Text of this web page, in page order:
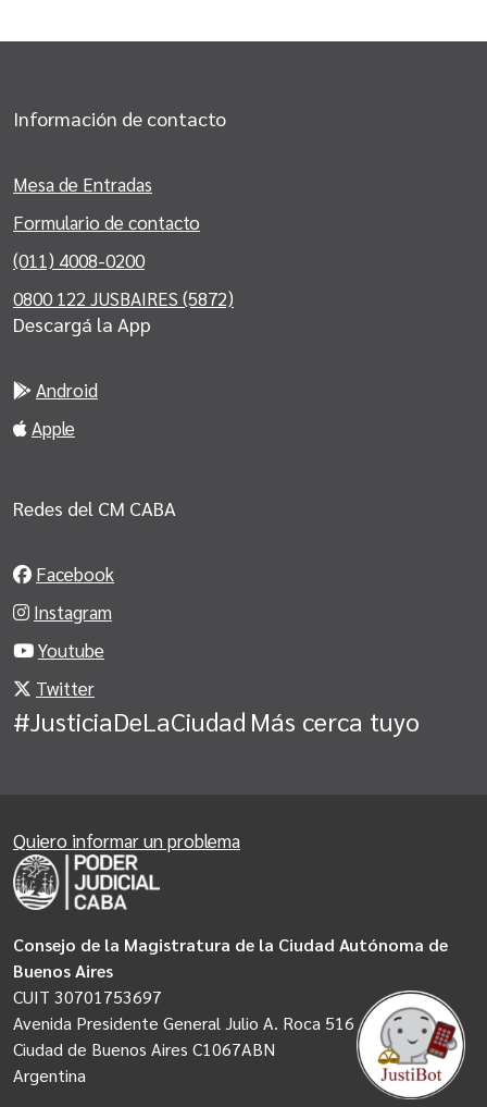
Información de contacto
Mesa de Entradas
Formulario de contacto
(011) 4008-0200
0800 122 JUSBAIRES (5872)
Descargá la App
Android
Apple
Redes del CM CABA
Facebook
Instagram
Youtube
Twitter
#JusticiaDeLaCiudad Más cerca tuyo
Consejo de la Magistratura de la Ciudad Autónoma de
Buenos Aires
CUIT 30701753697
Avenida Presidente General Julio A. Roca 516
Ciudad de Buenos Aires C1067ABN
Argentina
Quiero informar un problema